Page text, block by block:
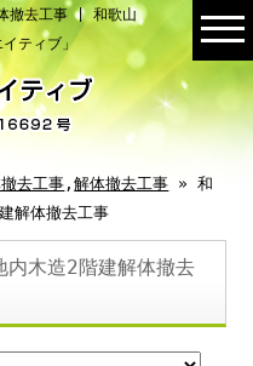
撤去工事 | 和歌山
ティブ」
去工事 ,解体撤去工事 » 和
解体撤去工事
内木造2階建解体撤去